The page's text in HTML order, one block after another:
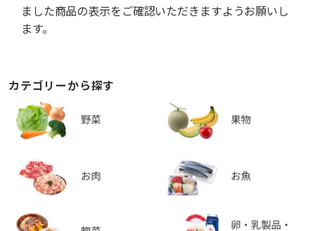
ました商品の表示をご確認いただきますようお願いし
ます。
カテゴリーから探す